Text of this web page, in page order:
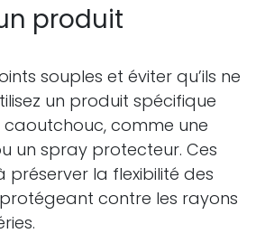
produit
souples et éviter qu’ils ne
un produit spécifique
caoutchouc, comme une
un spray protecteur. Ces
la flexibilité des
contre les rayons